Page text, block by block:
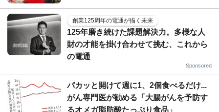
創業125周年の電通が描く未来
125年磨き続けた課題解決力。多様な人
財の才能を掛け合わせて挑む、これから
の電通
Sponsored
パカッと開けて週に1、2個食べるだけ...
がん専門医が勧める「大腸がんを予防す
るオメガ脂肪酸たっぷり食品」